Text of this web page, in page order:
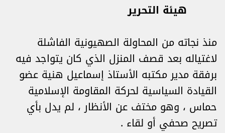
هيئة التحرير
منذ نجاته من المحاولة الصهيونية الفاشلة
لاغتياله بعد قصف المنزل الذي كان يتواجد فيه
برفقة مدير مكتبه الأستاذ إسماعيل هنية عضو
القيادة السياسية لحركة المقاومة الإسلامية
حماس ، وهو مختف عن الأنظار ، لم يدل بأي
تصريح صحفي أو لقاء .